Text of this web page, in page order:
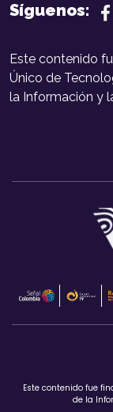
Síguenos:
Este contenido
Único de
la Información y
Este contenido fue
de la